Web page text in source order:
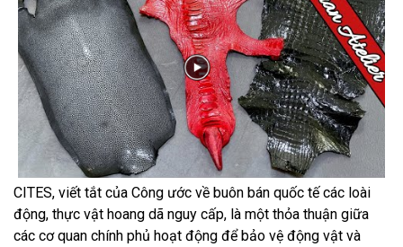
CITES, viết tắt của Công ước về buôn bán quốc tế các loài
động, thực vật hoang dã nguy cấp, là một thỏa thuận giữa
các cơ quan chính phủ hoạt động để bảo vệ động vật và